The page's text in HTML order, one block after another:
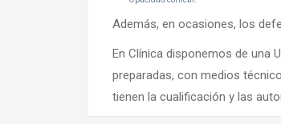
Además, en ocasiones, los
En Clínica disponemos de una
preparadas, con medios
tienen la cualificación y las